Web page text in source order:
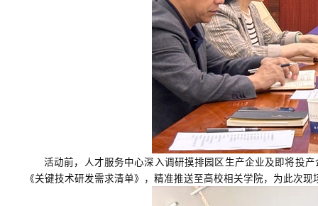
活动前，人才服务中心深入调研摸排园区生产企业及即将投
《关键技术研发需求清单》，精准推送至高校相关学院，为此次